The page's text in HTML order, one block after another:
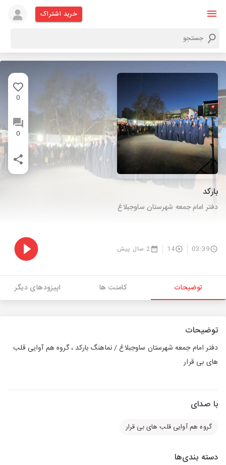
خرید اشتراک
0
0
بارکد
دفتر امام جمعه شهرستان ساوجبلاغ
03:39
14 2 سال پیش
توضیحات کامنت ها اپیزودهای دیگر
توضیحات
دفتر امام جمعه شهرستان ساوجبلاغ / نماهنگ بارکد ، گروه هم آوایی قلب
های بی قرار
با صدای
گروه هم آوایی قلب های بی قرار
دسته بندی‌ها